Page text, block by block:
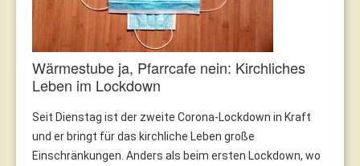
Wärmestube ja, Pfarrcafe nein: Kirchliches
Leben im Lockdown
Seit Dienstag ist der zweite Corona-Lockdown in Kraft
und er bringt für das kirchliche Leben große
Einschränkungen. Anders als beim ersten Lockdown, wo